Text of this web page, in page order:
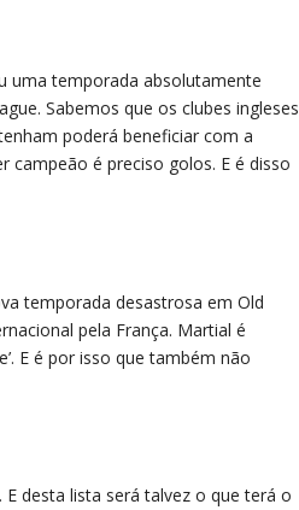
uma temporada absolutamente
Sabemos que os clubes ingleses
poderá beneficiar com a
campeão é preciso golos. E é disso
temporada desastrosa em Old
pela França. Martial é
E é por isso que também não
desta lista será talvez o que terá o